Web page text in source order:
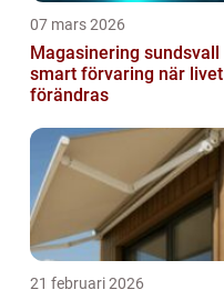
07 mars 2026
Magasinering sundsvall
smart förvaring när livet
förändras
21 februari 2026